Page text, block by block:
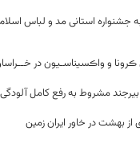
و واڪسیناسـیون در
بیرجند مشروط به رفع کامل
بهشت در خاور ایران زمین